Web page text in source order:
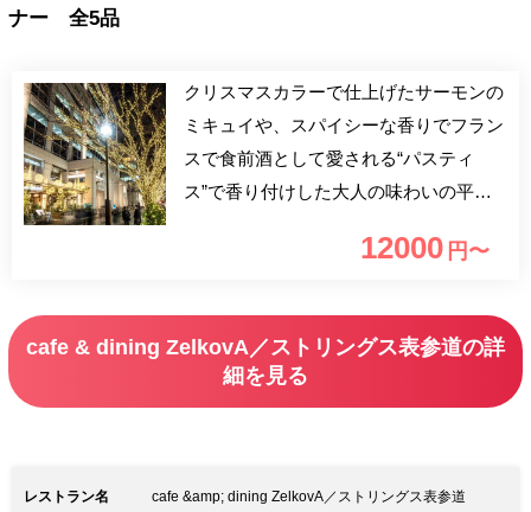
ナー 全5品
クリスマスカラーで仕上げたサーモンの
ミキュイや、スパイシーな香りでフラン
スで食前酒として愛される“パスティ
ス”で香り付けした大人の味わいの平目
ーフなど、クリスマスにふさわしい華や
ーナメントをかたどったパティシエ特製
のチョコレート菓子をどうぞ。
12000 円〜
cafe & dining ZelkovA／ストリングス表参道の詳
細を見る
レストラン名
cafe &amp; dining ZelkovA／ストリングス表参道